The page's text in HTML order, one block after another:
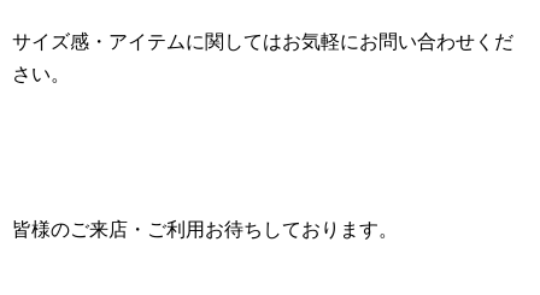
サイズ感・アイテムに関してはお気軽にお問い合わせくだ
さい。
皆様のご来店・ご利用お待ちしております。